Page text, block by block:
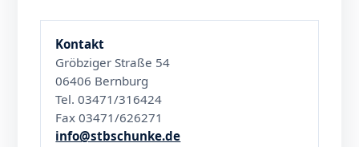
Kontakt
Gröbziger Straße 54
06406 Bernburg
Tel. 03471/316424
Fax 03471/626271
info@stbschunke.de